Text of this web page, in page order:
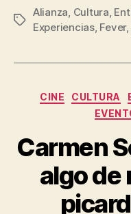
Etiquetas
Alianza, Cultura,
Experiencias, Fever,
CINE CULTURA
Carmen
algo de